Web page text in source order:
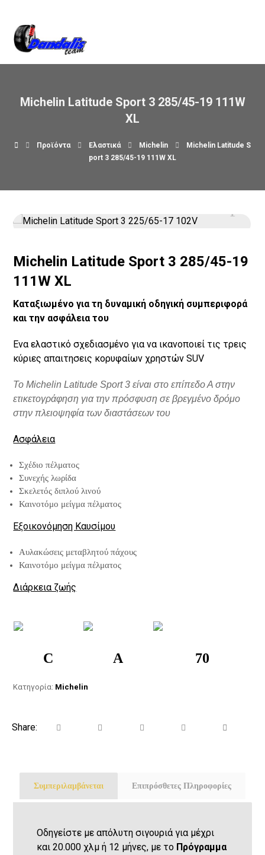
Michelin Latitude Sport 3 285/45-19 111W
XL
Προϊόντα Ελαστικά Michelin
Michelin Latitude S
port 3 285/45-19 111W XL
Michelin Latitude Sport 3 285/45-19
111W XL
Καταξιωμένο για τη δυναμική οδηγική συμπεριφορά
και την ασφάλεια του
Ενα ελαστικό σχεδιασμένο για να ικανοποιεί τις τρεις
κύριες απαιτησεις κορυφαίων χρηστών SUV
Το Michelin Latitude Sport 3 είναι στο επίπεδο Α στην
ετικετογράφηση για την πρόσφυση σε βρεγμένο δρόμο
στην πλειοψηφία των διαστάσεων του
Ασφάλεια
Σχέδιο πέλματος
Συνεχής λωρίδα
Σκελετός διπλού λινού
Καινοτόμο μείγμα πέλματος
Εξοικονόμηση Καυσίμου
Αυλακώσεις μεταβλητού πάχους
Καινοτόμο μείγμα πέλματος
Διάρκεια ζωής
C A 70
Κατηγορία: Michelin
Συμπεριλαμβάνεται Επιπρόσθετες Πληροφορίες
Οδηγείστε με απόλυτη σιγουριά για μέχρι
και 20.000 χλμ ή 12 μήνες, με το Πρόγραμμα